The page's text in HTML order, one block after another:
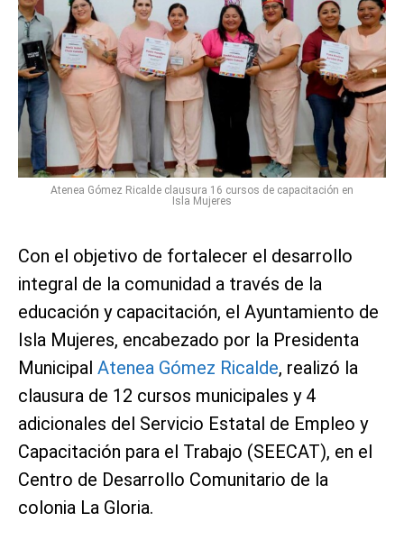
Atenea Gómez Ricalde clausura 16 cursos de capacitación en
Isla Mujeres
Con el objetivo de fortalecer el desarrollo
integral de la comunidad a través de la
educación y capacitación, el Ayuntamiento de
Isla Mujeres, encabezado por la Presidenta
Municipal Atenea Gómez Ricalde, realizó la
clausura de 12 cursos municipales y 4
adicionales del Servicio Estatal de Empleo y
Capacitación para el Trabajo (SEECAT), en el
Centro de Desarrollo Comunitario de la
colonia La Gloria.